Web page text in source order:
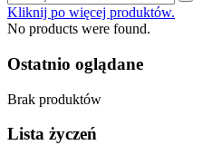
Kliknij po więcej produktów.
No products were found.
Ostatnio oglądane
Brak produktów
Lista życzeń